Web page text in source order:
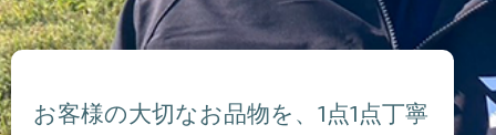
お客様の大切なお品物を、1点1点丁寧